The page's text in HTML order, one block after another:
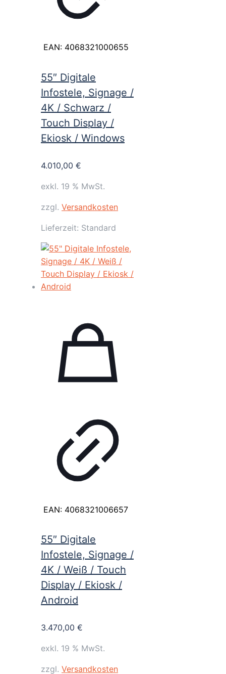
EAN: 4068321000655
55″ Digitale
Infostele, Signage /
4K / Schwarz /
Touch Display /
Ekiosk / Windows
4.010,00 €
exkl. 19 % MwSt.
zzgl. Versandkosten
Lieferzeit: Standard
EAN: 4068321006657
55″ Digitale
Infostele, Signage /
4K / Weiß / Touch
Display / Ekiosk /
Android
3.470,00 €
exkl. 19 % MwSt.
zzgl. Versandkosten